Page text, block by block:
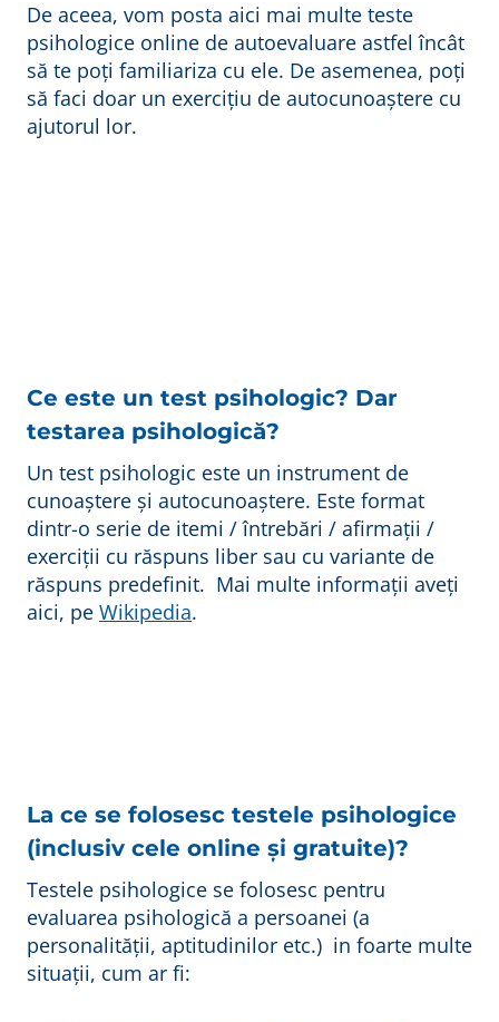
De aceea, vom posta aici mai multe teste
psihologice online de autoevaluare astfel încât
să te poți familiariza cu ele. De asemenea, poți
să faci doar un exercițiu de autocunoaștere cu
ajutorul lor.
Ce este un test psihologic? Dar
testarea psihologică?
Un test psihologic este un instrument de
cunoaștere și autocunoaștere. Este format
dintr-o serie de itemi / întrebări / afirmații /
exerciții cu răspuns liber sau cu variante de
răspuns predefinit. Mai multe informații aveți
aici, pe Wikipedia.
La ce se folosesc testele psihologice
(inclusiv cele online și gratuite)?
Testele psihologice se folosesc pentru
evaluarea psihologică a persoanei (a
personalității, aptitudinilor etc.) in foarte multe
situații, cum ar fi: